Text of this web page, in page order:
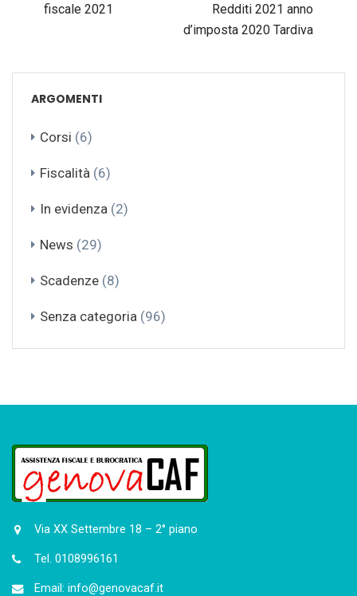
fiscale 2021
Redditi 2021 anno
d’imposta 2020 Tardiva
ARGOMENTI
Corsi (6)
Fiscalità (6)
In evidenza (2)
News (29)
Scadenze (8)
Senza categoria (96)
Via XX Settembre 18 – 2° piano
Tel. 0108996161
Email: info@genovacaf.it